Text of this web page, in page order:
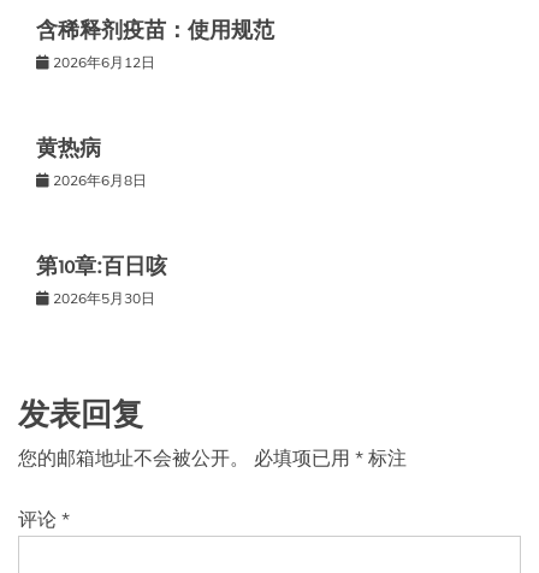
含稀释剂疫苗：使用规范
2026年6月12日
黄热病
2026年6月8日
第10章:百日咳
2026年5月30日
发表回复
您的邮箱地址不会被公开。 必填项已用 * 标注
评论 *